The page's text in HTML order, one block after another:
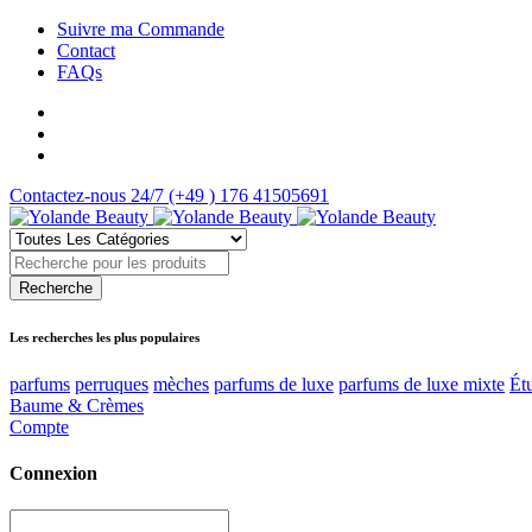
Suivre ma Commande
Contact
FAQs
Contactez-nous 24/7 (+49 ) 176 41505691
Les recherches les plus populaires
parfums perruques mèches parfums de luxe parfums de luxe mixte
Baume & Crèmes
Compte
Connexion